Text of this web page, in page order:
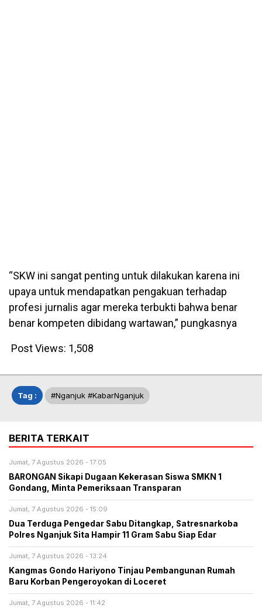
“SKW ini sangat penting untuk dilakukan karena ini
upaya untuk mendapatkan pengakuan terhadap
profesi jurnalis agar mereka terbukti bahwa benar
benar kompeten dibidang wartawan,” pungkasnya
Post Views: 1,508
Tag : #Nganjuk #KabarNganjuk
BERITA TERKAIT
Jumat, 7 Agustus 2026 - 17:05
BARONGAN Sikapi Dugaan Kekerasan Siswa SMKN 1
Gondang, Minta Pemeriksaan Transparan
Jumat, 7 Agustus 2026 - 15:09
Dua Terduga Pengedar Sabu Ditangkap, Satresnarkoba
Polres Nganjuk Sita Hampir 11 Gram Sabu Siap Edar
Jumat, 7 Agustus 2026 - 13:24
Kangmas Gondo Hariyono Tinjau Pembangunan Rumah
Baru Korban Pengeroyokan di Loceret
Jumat, 7 Agustus 2026 - 11:42